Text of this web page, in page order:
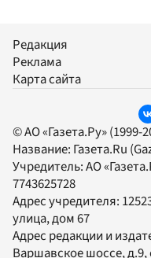
Редакция
Реклама
Карта сайта
© АО «Газета.Ру» (1999-
Название: Газета.Ru
Учредитель:АО
7743625728
Адрес учредителя:
улица, дом 67
Адрес редакции и
Варшавское шоссе, д.9,